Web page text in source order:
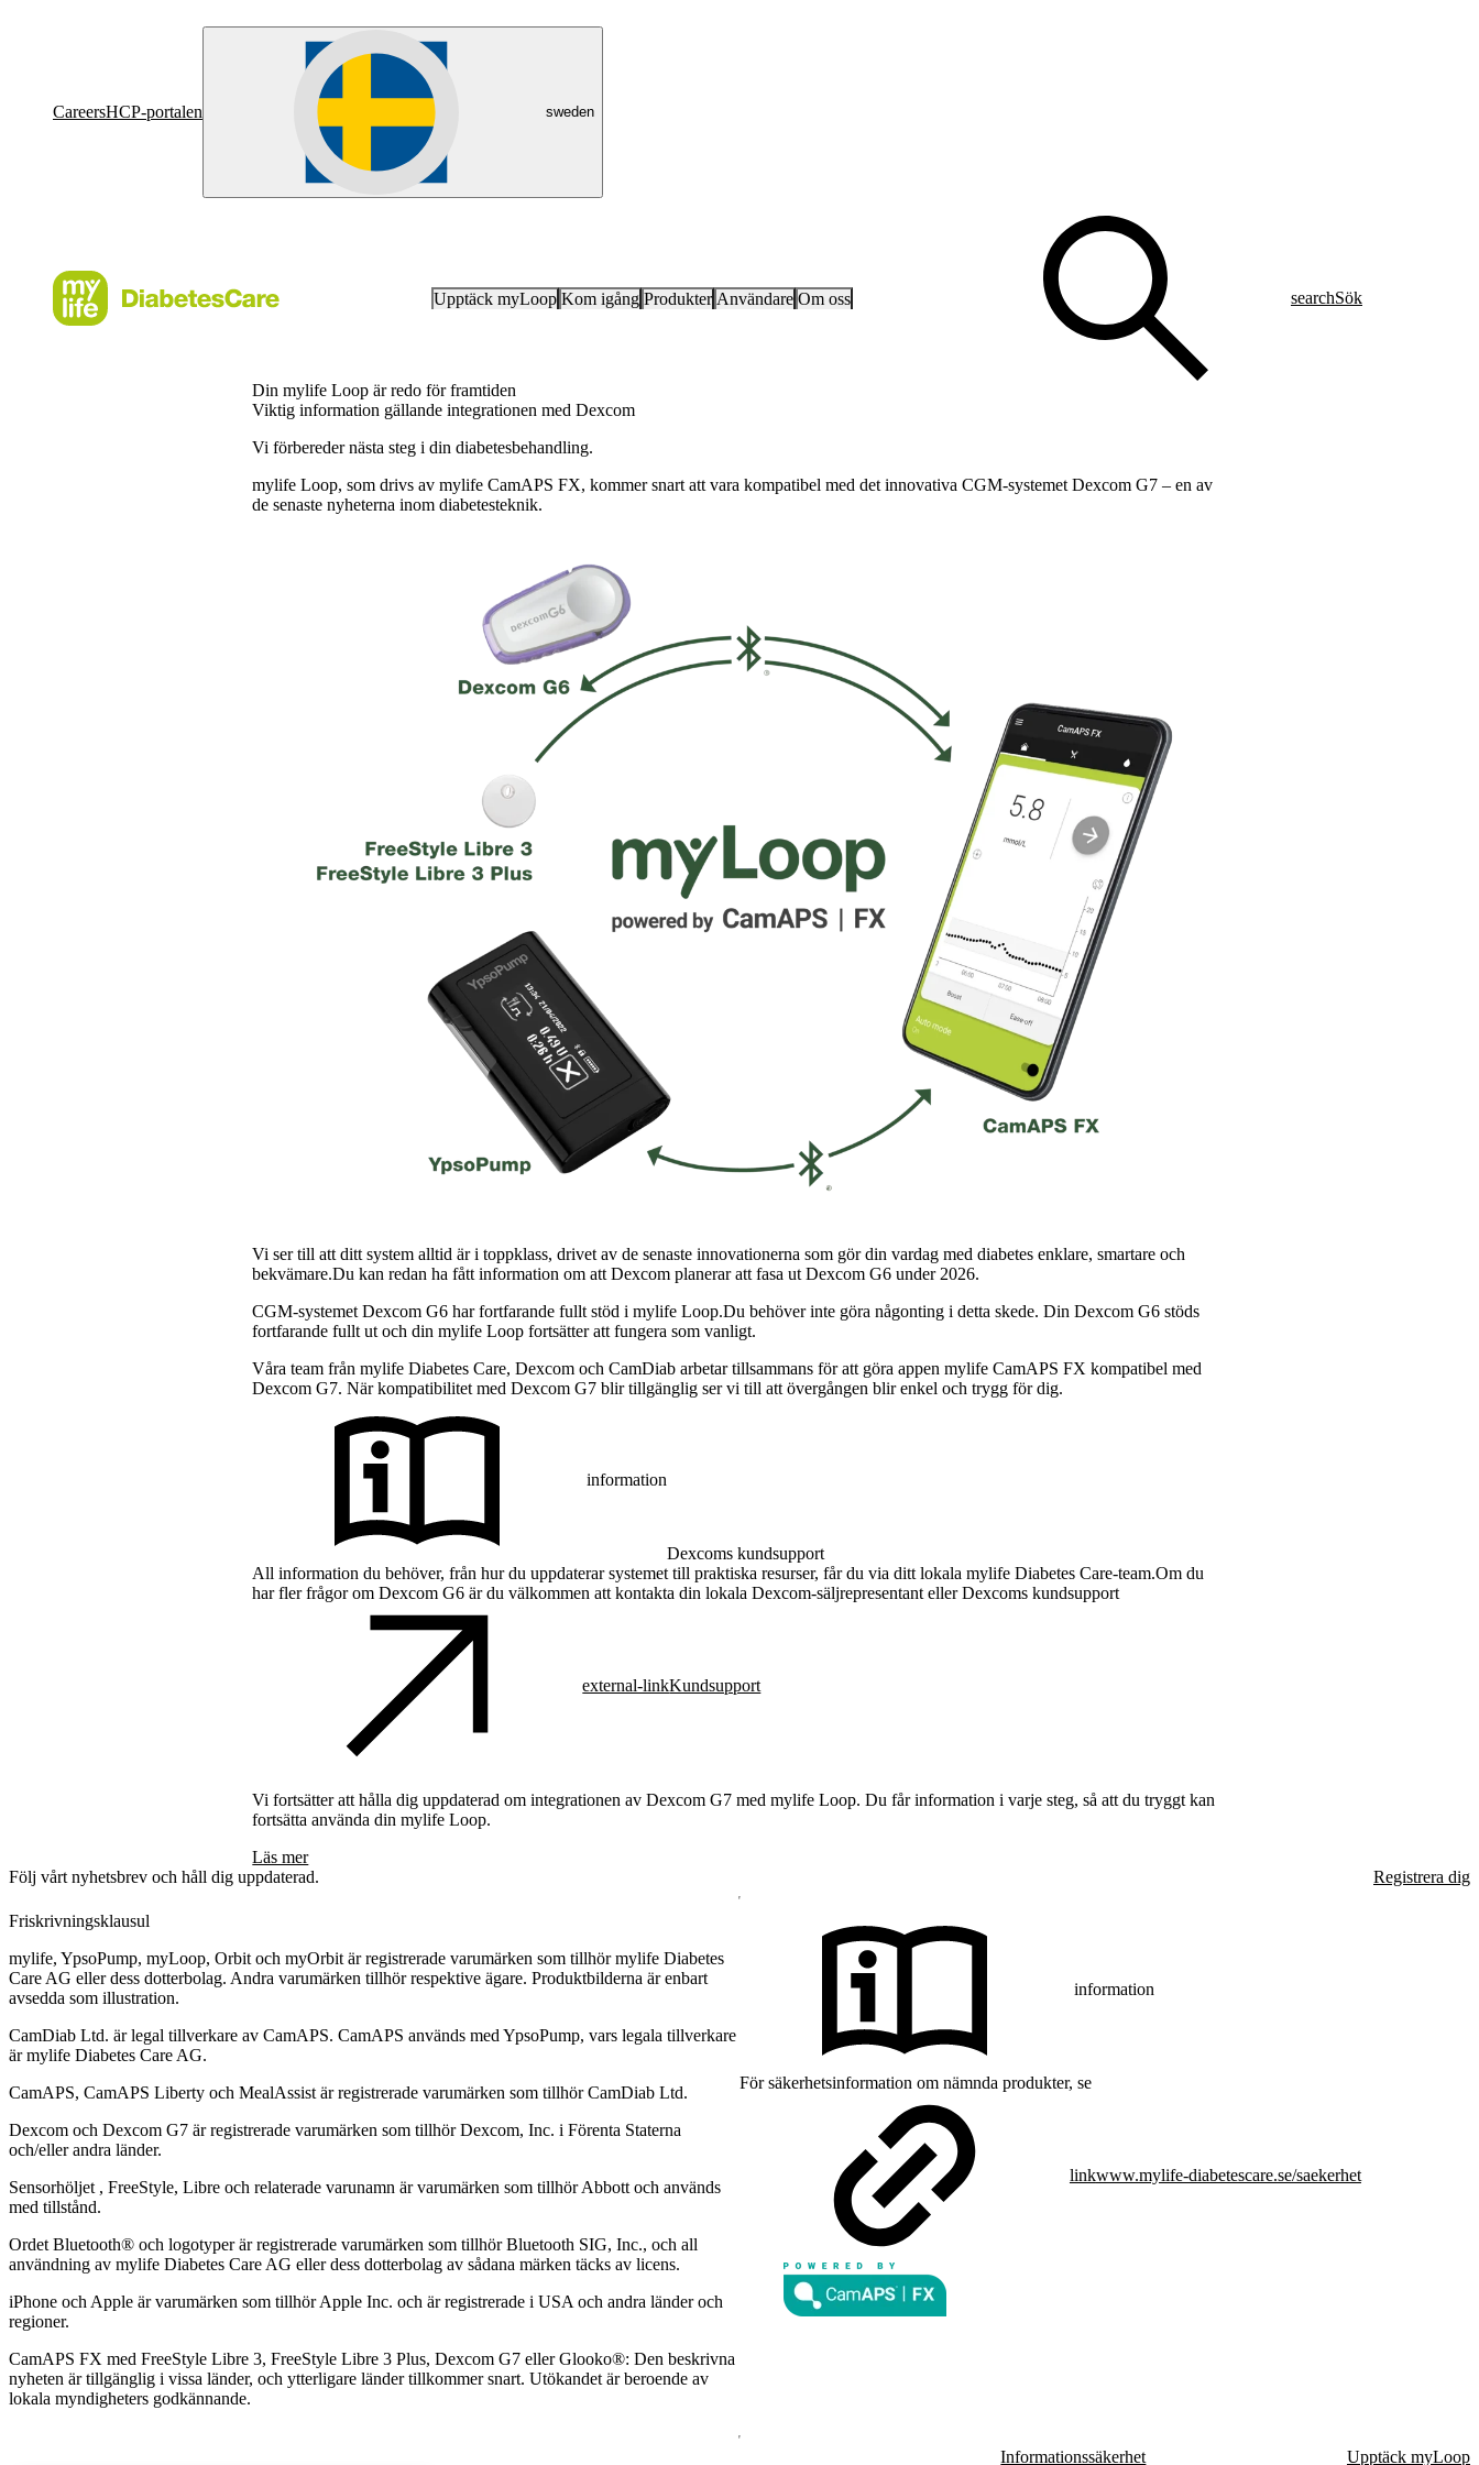
CareersHCP-portalen sweden
Upptäck myLoop Kom igång Produkter Användare Om oss searchSök
Din mylife Loop är redo för framtiden
Viktig information gällande integrationen med Dexcom
Vi förbereder nästa steg i din diabetesbehandling.
mylife Loop, som drivs av mylife CamAPS FX, kommer snart att vara kompatibel med det innovativa CGM-systemet Dexcom G7 – en av
de senaste nyheterna inom diabetesteknik.
Vi ser till att ditt system alltid är i toppklass, drivet av de senaste innovationerna som gör din vardag med diabetes enklare, smartare och
bekvämare.Du kan redan ha fått information om att Dexcom planerar att fasa ut Dexcom G6 under 2026.
CGM-systemet Dexcom G6 har fortfarande fullt stöd i mylife Loop.Du behöver inte göra någonting i detta skede. Din Dexcom G6 stöds
fortfarande fullt ut och din mylife Loop fortsätter att fungera som vanligt.
Våra team från mylife Diabetes Care, Dexcom och CamDiab arbetar tillsammans för att göra appen mylife CamAPS FX kompatibel med
Dexcom G7. När kompatibilitet med Dexcom G7 blir tillgänglig ser vi till att övergången blir enkel och trygg för dig.
information
Dexcoms kundsupport
All information du behöver, från hur du uppdaterar systemet till praktiska resurser, får du via ditt lokala mylife Diabetes Care-team.Om du
har fler frågor om Dexcom G6 är du välkommen att kontakta din lokala Dexcom-säljrepresentant eller Dexcoms kundsupport
external-linkKundsupport
Vi fortsätter att hålla dig uppdaterad om integrationen av Dexcom G7 med mylife Loop. Du får information i varje steg, så att du tryggt kan
fortsätta använda din mylife Loop.
Läs mer
Följ vårt nyhetsbrev och håll dig uppdaterad.
Registrera dig
Friskrivningsklausul
mylife, YpsoPump, myLoop, Orbit och myOrbit är registrerade varumärken som tillhör mylife Diabetes
Care AG eller dess dotterbolag. Andra varumärken tillhör respektive ägare. Produktbilderna är enbart
avsedda som illustration.
CamDiab Ltd. är legal tillverkare av CamAPS. CamAPS används med YpsoPump, vars legala tillverkare
är mylife Diabetes Care AG.
CamAPS, CamAPS Liberty och MealAssist är registrerade varumärken som tillhör CamDiab Ltd.
Dexcom och Dexcom G7 är registrerade varumärken som tillhör Dexcom, Inc. i Förenta Staterna
och/eller andra länder.
Sensorhöljet , FreeStyle, Libre och relaterade varunamn är varumärken som tillhör Abbott och används
med tillstånd.
Ordet Bluetooth® och logotyper är registrerade varumärken som tillhör Bluetooth SIG, Inc., och all
användning av mylife Diabetes Care AG eller dess dotterbolag av sådana märken täcks av licens.
iPhone och Apple är varumärken som tillhör Apple Inc. och är registrerade i USA och andra länder och
regioner.
CamAPS FX med FreeStyle Libre 3, FreeStyle Libre 3 Plus, Dexcom G7 eller Glooko®: Den beskrivna
nyheten är tillgänglig i vissa länder, och ytterligare länder tillkommer snart. Utökandet är beroende av
lokala myndigheters godkännande.
information
För säkerhetsinformation om nämnda produkter, se
linkwww.mylife-diabetescare.se/saekerhet
Informationssäkerhet Upptäck myLoop